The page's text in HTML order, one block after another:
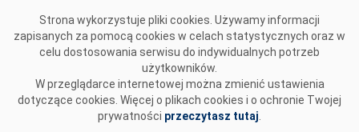
Strona wykorzystuje pliki cookies. Używamy informacji
zapisanych za pomocą cookies w celach statystycznych oraz w
celu dostosowania serwisu do indywidualnych potrzeb
użytkowników.
W przeglądarce internetowej można zmienić ustawienia
dotyczące cookies. Więcej o plikach cookies i o ochronie Twojej
prywatności przeczytasz tutaj